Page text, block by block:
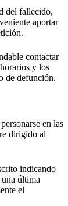
del fallecido,
aportar
contactar
y los
de defunción.
en las
dirigido al
indicando
última
el